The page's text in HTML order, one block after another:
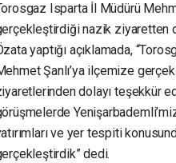
Isparta İl Müdürü
nazik ziyaretten
yaptığı açıklamada,
Şanlı’ya ilçemize
dolayı teşekkür
ve yer tespiti
dedi.